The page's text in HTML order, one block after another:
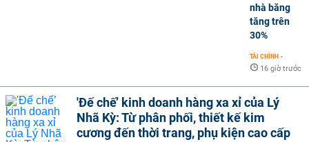
nhà băng
tăng trên
30%
TÀI CHÍNH -
16 giờ trước
'Đế chế’ kinh doanh hàng xa xỉ của Lý
Nhã Kỳ: Từ phân phối, thiết kế kim
cương đến thời trang, phụ kiện cao cấp